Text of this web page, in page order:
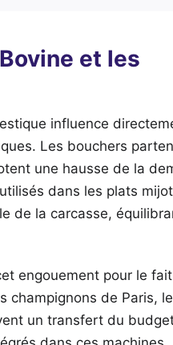
et les
influence
Les bouchers
une hausse de la
dans les plats
de la carcasse,
engouement pour le
champignons de Paris,
un transfert du